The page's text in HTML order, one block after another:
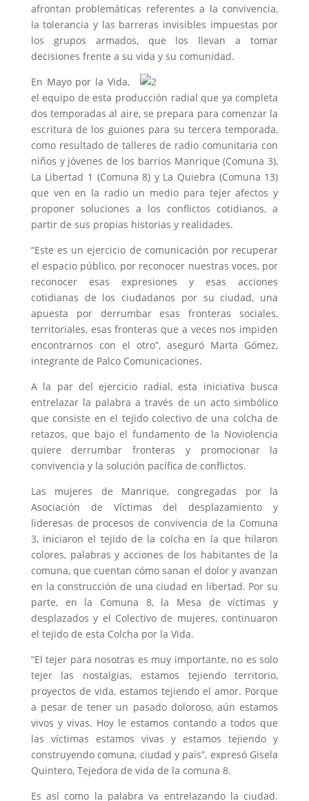
afrontan problemáticas referentes a la convivencia,
la tolerancia y las barreras invisibles impuestas por
los grupos armados, que los llevan a tomar
decisiones frente a su vida y su comunidad.
En Mayo por la Vida,
el equipo de esta producción radial que ya completa
dos temporadas al aire, se prepara para comenzar la
escritura de los guiones para su tercera temporada,
como resultado de talleres de radio comunitaria con
niños y jóvenes de los barrios Manrique (Comuna 3),
La Libertad 1 (Comuna 8) y La Quiebra (Comuna 13)
que ven en la radio un medio para tejer afectos y
proponer soluciones a los conflictos cotidianos, a
partir de sus propias historias y realidades.
“Este es un ejercicio de comunicación por recuperar
el espacio público, por reconocer nuestras voces, por
reconocer esas expresiones y esas acciones
cotidianas de los ciudadanos por su ciudad, una
apuesta por derrumbar esas fronteras sociales,
territoriales, esas fronteras que a veces nos impiden
encontrarnos con el otro”, aseguró Marta Gómez,
integrante de Palco Comunicaciones.
A la par del ejercicio radial, esta iniciativa busca
entrelazar la palabra a través de un acto simbólico
que consiste en el tejido colectivo de una colcha de
retazos, que bajo el fundamento de la Noviolencia
quiere derrumbar fronteras y promocionar la
convivencia y la solución pacífica de conflictos.
Las mujeres de Manrique, congregadas por la
Asociación de Víctimas del desplazamiento y
lideresas de procesos de convivencia de la Comuna
3, iniciaron el tejido de la colcha en la que hilaron
colores, palabras y acciones de los habitantes de la
comuna, que cuentan cómo sanan el dolor y avanzan
en la construcción de una ciudad en libertad. Por su
parte, en la Comuna 8, la Mesa de víctimas y
desplazados y el Colectivo de mujeres, continuaron
el tejido de esta Colcha por la Vida.
“El tejer para nosotras es muy importante, no es solo
tejer las nostalgias, estamos tejiendo territorio,
proyectos de vida, estamos tejiendo el amor. Porque
a pesar de tener un pasado doloroso, aún estamos
vivos y vivas. Hoy le estamos contando a todos que
las víctimas estamos vivas y estamos tejiendo y
construyendo comuna, ciudad y país”, expresó Gisela
Quintero, Tejedora de vida de la comuna 8.
Es así como la palabra va entrelazando la ciudad.